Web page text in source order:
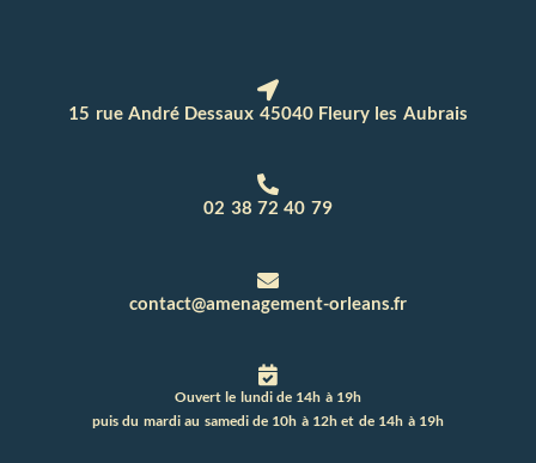
15 rue André Dessaux 45040 Fleury les Aubrais
02 38 72 40 79
contact@amenagement-orleans.fr
Ouvert le lundi de 14h à 19h
puis du mardi au samedi de 10h à 12h et de 14h à 19h